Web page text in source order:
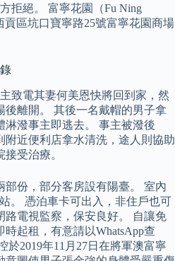
拒絕。 富寧花園（Fu Ning
貢區坑口寶寧路25號富寧花園商場
致電其妻何美恩快將回到家，然
離開。 其後一名戴帽的男子拿
潑事主即逃去。 事主被潑後
近便利店拿水清洗，途人則協助
受治療。
份，部分客房設有陽臺。 室內
。 憑泊車卡可出入，非住戶也可
路電視監察，保安良好。 自讓免
起租，有意請以WhatsApp查
於2019年11月27日在將軍澳富寧